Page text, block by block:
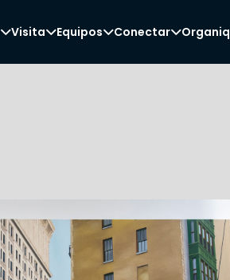
VisitaEquiposConectar